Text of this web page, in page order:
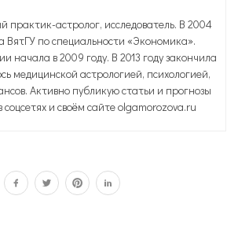
практик-астролог, исследователь. В 2004
ВятГУ по специальности «Экономика».
начала в 2009 году. В 2013 году закончила
медицинской астрологией, психологией,
Активно публикую статьи и прогнозы
соцсетях и своём сайте olgamorozova.ru